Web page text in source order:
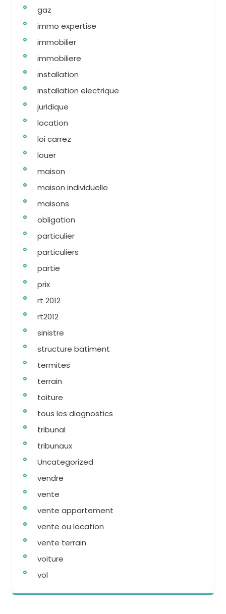
gaz
immo expertise
immobilier
immobiliere
installation
installation electrique
juridique
location
loi carrez
louer
maison
maison individuelle
maisons
obligation
particulier
particuliers
partie
prix
rt 2012
rt2012
sinistre
structure batiment
termites
terrain
toiture
tous les diagnostics
tribunal
tribunaux
Uncategorized
vendre
vente
vente appartement
vente ou location
vente terrain
voiture
vol